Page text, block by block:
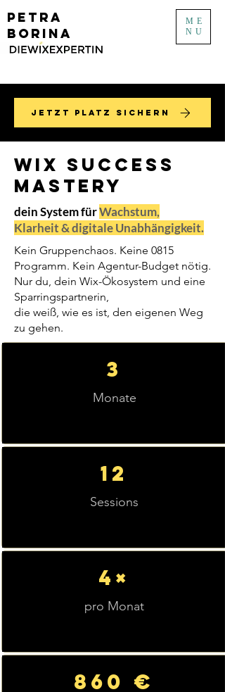
PETRA
BORINA
ME
NU
JETZT PLATZ SICHERN
WIX Success
Mastery
dein System fürWachstum,
Klarheit & digitale Unabhängigkeit.
Kein Gruppenchaos. Keine 0815
Programm. Kein Agentur-Budget nötig.
Nur du, dein Wix-Ökosystem und eine
Sparringspartnerin,
die weiß, wie es ist, den eigenen Weg
zu gehen.
3
Monate
12
Sessions
4×
pro Monat
860 €